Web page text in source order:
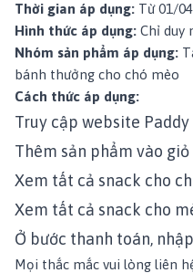
Thời gian áp dụng: Từ 01/
Hình thức áp dụng: Chỉ duy
Nhóm sản phẩm áp dụng:
bánh thưởng cho chó mèo
Cách thức áp dụng:
Truy cập website Paddy
Thêm sản phẩm vào giỏ
Xem tất cả snack cho
Xem tất cả snack cho
Ở bước thanh toán,
Mọi thắc mắc vui lòng liên